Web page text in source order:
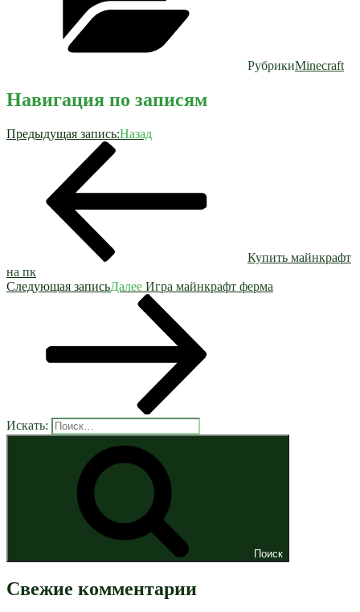
РубрикиMinecraft
Навигация по записям
Предыдущая запись:Назад
Купить майнкрафт
на пк
Следующая записьДалее Игра майнкрафт ферма
Искать:
Поиск
Свежие комментарии